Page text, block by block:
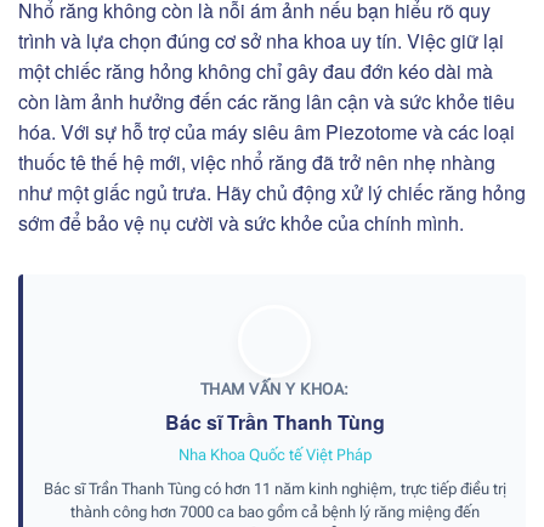
Nhổ răng không còn là nỗi ám ảnh nếu bạn hiểu rõ quy
trình và lựa chọn đúng cơ sở nha khoa uy tín. Việc giữ lại
một chiếc răng hỏng không chỉ gây đau đớn kéo dài mà
còn làm ảnh hưởng đến các răng lân cận và sức khỏe tiêu
hóa. Với sự hỗ trợ của máy siêu âm Piezotome và các loại
thuốc tê thế hệ mới, việc nhổ răng đã trở nên nhẹ nhàng
như một giấc ngủ trưa. Hãy chủ động xử lý chiếc răng hỏng
sớm để bảo vệ nụ cười và sức khỏe của chính mình.
THAM VẤN Y KHOA:
Bác sĩ Trần Thanh Tùng
Nha Khoa Quốc tế Việt Pháp
Bác sĩ Trần Thanh Tùng có hơn 11 năm kinh nghiệm, trực tiếp điều trị
thành công hơn 7000 ca bao gồm cả bệnh lý răng miệng đến